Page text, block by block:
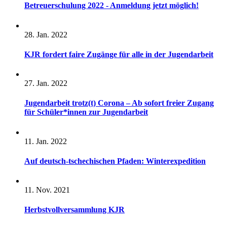
Betreuerschulung 2022 - Anmeldung jetzt möglich!
28. Jan. 2022
KJR fordert faire Zugänge für alle in der Jugendarbeit
27. Jan. 2022
Jugendarbeit trotz(t) Corona – Ab sofort freier Zugang
für Schüler*innen zur Jugendarbeit
11. Jan. 2022
Auf deutsch-tschechischen Pfaden: Winterexpedition
11. Nov. 2021
Herbstvollversammlung KJR